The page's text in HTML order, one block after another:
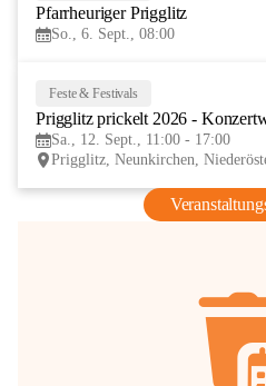
Pfarrheuriger Prigglitz
So., 6. Sept., 08:00
Feste & Festivals
Prigglitz prickelt 2026 -
Sa., 12. Sept., 11:00 - 17:00
Prigglitz, Neunkirchen,